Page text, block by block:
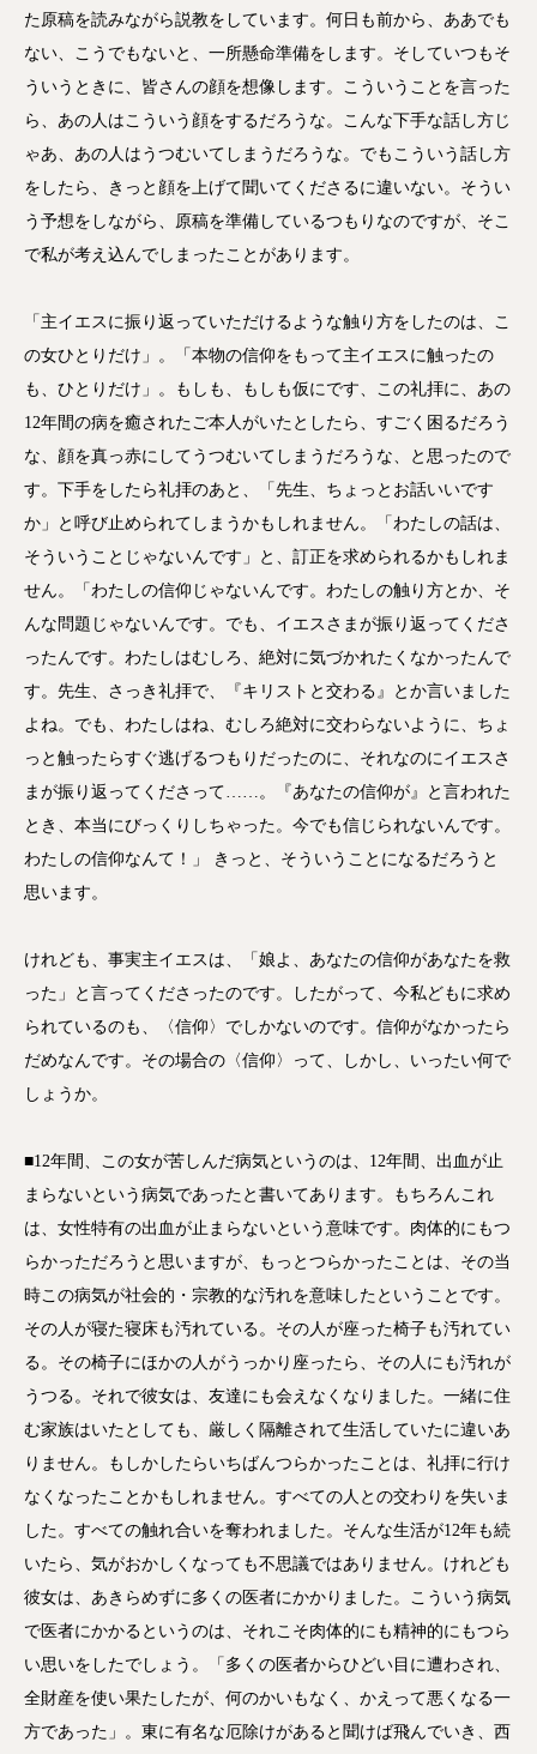
た原稿を読みながら説教をしています。何日も前から、ああでも
ない、こうでもないと、一所懸命準備をします。そしていつもそ
ういうときに、皆さんの顔を想像します。こういうことを言った
ら、あの人はこういう顔をするだろうな。こんな下手な話し方じ
ゃあ、あの人はうつむいてしまうだろうな。でもこういう話し方
をしたら、きっと顔を上げて聞いてくださるに違いない。そうい
う予想をしながら、原稿を準備しているつもりなのですが、そこ
で私が考え込んでしまったことがあります。
「主イエスに振り返っていただけるような触り方をしたのは、こ
の女ひとりだけ」。「本物の信仰をもって主イエスに触ったの
も、ひとりだけ」。もしも、もしも仮にです、この礼拝に、あの
12年間の病を癒されたご本人がいたとしたら、すごく困るだろう
な、顔を真っ赤にしてうつむいてしまうだろうな、と思ったので
す。下手をしたら礼拝のあと、「先生、ちょっとお話いいです
か」と呼び止められてしまうかもしれません。「わたしの話は、
そういうことじゃないんです」と、訂正を求められるかもしれま
せん。「わたしの信仰じゃないんです。わたしの触り方とか、そ
んな問題じゃないんです。でも、イエスさまが振り返ってくださ
ったんです。わたしはむしろ、絶対に気づかれたくなかったんで
す。先生、さっき礼拝で、『キリストと交わる』とか言いました
よね。でも、わたしはね、むしろ絶対に交わらないように、ちょ
っと触ったらすぐ逃げるつもりだったのに、それなのにイエスさ
まが振り返ってくださって……。『あなたの信仰が』と言われた
とき、本当にびっくりしちゃった。今でも信じられないんです。
わたしの信仰なんて！」 きっと、そういうことになるだろうと
思います。
けれども、事実主イエスは、「娘よ、あなたの信仰があなたを救
った」と言ってくださったのです。したがって、今私どもに求め
られているのも、〈信仰〉でしかないのです。信仰がなかったら
だめなんです。その場合の〈信仰〉って、しかし、いったい何で
しょうか。
■12年間、この女が苦しんだ病気というのは、12年間、出血が止
まらないという病気であったと書いてあります。もちろんこれ
は、女性特有の出血が止まらないという意味です。肉体的にもつ
らかっただろうと思いますが、もっとつらかったことは、その当
時この病気が社会的・宗教的な汚れを意味したということです。
その人が寝た寝床も汚れている。その人が座った椅子も汚れてい
る。その椅子にほかの人がうっかり座ったら、その人にも汚れが
うつる。それで彼女は、友達にも会えなくなりました。一緒に住
む家族はいたとしても、厳しく隔離されて生活していたに違いあ
りません。もしかしたらいちばんつらかったことは、礼拝に行け
なくなったことかもしれません。すべての人との交わりを失いま
した。すべての触れ合いを奪われました。そんな生活が12年も続
いたら、気がおかしくなっても不思議ではありません。けれども
彼女は、あきらめずに多くの医者にかかりました。こういう病気
で医者にかかるというのは、それこそ肉体的にも精神的にもつら
い思いをしたでしょう。「多くの医者からひどい目に遭わされ、
全財産を使い果たしたが、何のかいもなく、かえって悪くなる一
方であった」。東に有名な厄除けがあると聞けば飛んでいき、西